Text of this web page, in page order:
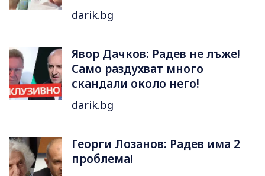
darik.bg
Явор Дачков: Радев не лъже!
Само раздухват много
скандали около него!
darik.bg
Георги Лозанов: Радев има 2
проблема!